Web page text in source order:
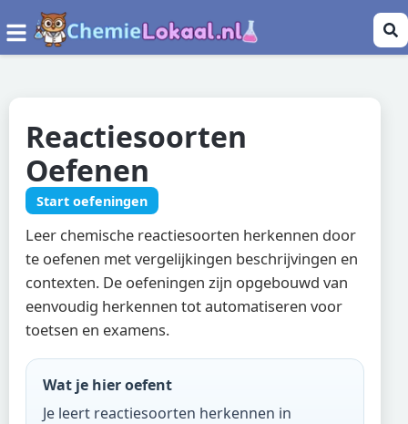
Reactiesoorten
Oefenen
Start oefeningen
Leer chemische reactiesoorten herkennen door
te oefenen met vergelijkingen beschrijvingen en
contexten. De oefeningen zijn opgebouwd van
eenvoudig herkennen tot automatiseren voor
toetsen en examens.
Wat je hier oefent
Je leert reactiesoorten herkennen in